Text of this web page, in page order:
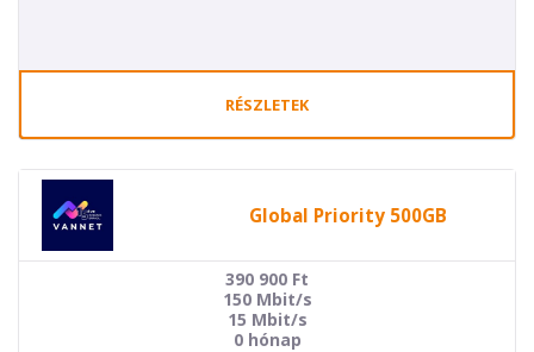
RÉSZLETEK
Global Priority 500GB
390 900 Ft
150 Mbit/s
15 Mbit/s
0 hónap